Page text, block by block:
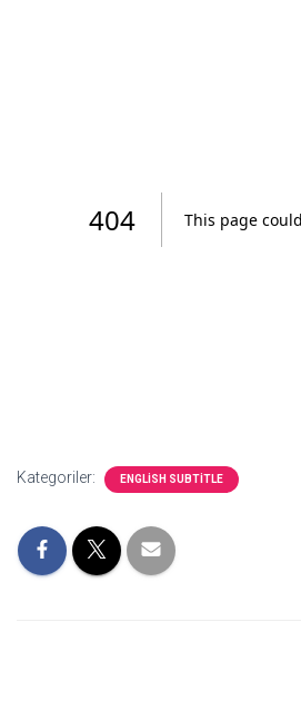
Kategoriler: ENGLISH SUBTITLE